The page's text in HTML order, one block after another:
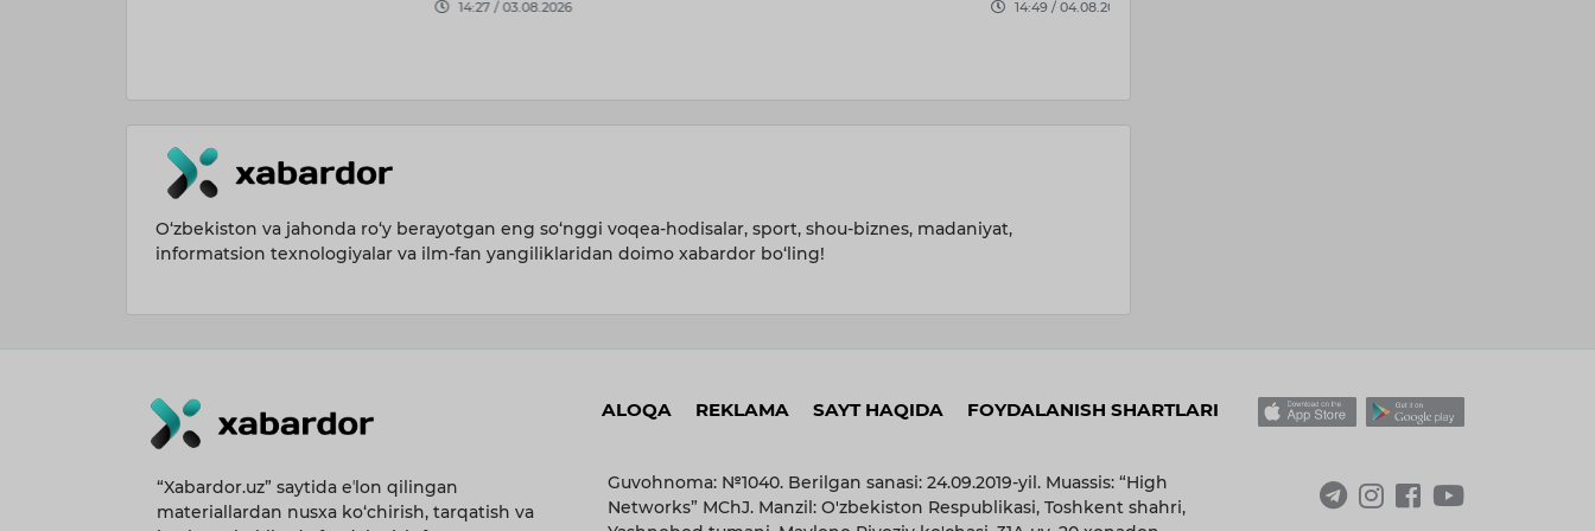
kommunikatsiya
O‘zbekiston va jahonda ro‘y berayotgan eng so‘nggi voqea-hodisalar, sport, shou-biznes, madaniyat,
informatsion texnologiyalar va ilm-fan yangiliklaridan doimo xabardor bo‘ling!
“Xabardor.uz” saytida eʼlon qilingan
materiallardan nusxa ko‘chirish, tarqatish va
ALOQA REKLAMA SAYT HAQIDA FOYDALANISH SHARTLARI
Guvohnoma: №1040. Berilgan sanasi: 24.09.2019-yil. Muassis: “High
Networks” MChJ. Manzil: O'zbekiston Respublikasi, Toshkent shahri,